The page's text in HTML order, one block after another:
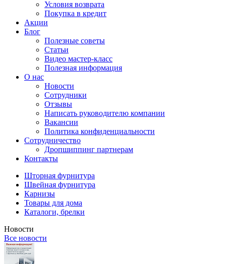
Условия возврата
Покупка в кредит
Акции
Блог
Полезные советы
Статьи
Видео мастер-класс
Полезная информация
О нас
Новости
Сотрудники
Отзывы
Написать руководителю компании
Вакансии
Политика конфиденциальности
Сотрудничество
Дропшиппинг партнерам
Контакты
Шторная фурнитура
Швейная фурнитура
Карнизы
Товары для дома
Каталоги, брелки
Новости
Все новости